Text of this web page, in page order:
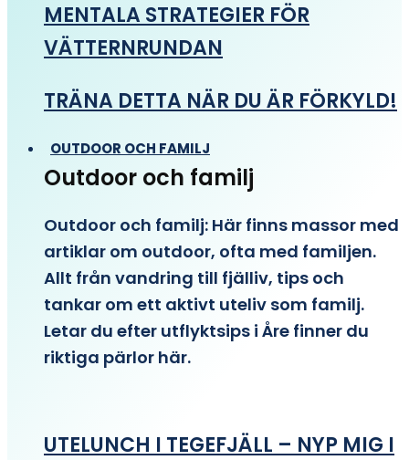
MENTALA STRATEGIER FÖR
VÄTTERNRUNDAN
TRÄNA DETTA NÄR DU ÄR FÖRKYLD!
OUTDOOR OCH FAMILJ
Outdoor och familj
Outdoor och familj: Här finns massor med
artiklar om outdoor, ofta med familjen.
Allt från vandring till fjälliv, tips och
tankar om ett aktivt uteliv som familj.
Letar du efter utflyktsips i Åre finner du
riktiga pärlor här.
UTELUNCH I TEGEFJÄLL – NYP MIG I